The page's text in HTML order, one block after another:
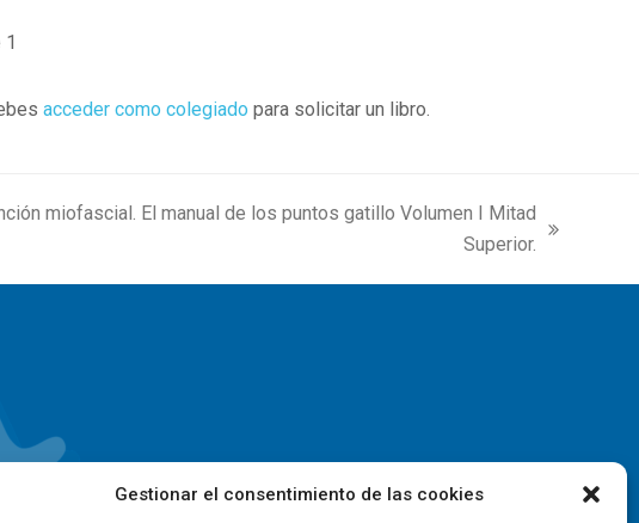
Gestionar el consentimiento de las cookies
acceder como colegiado para solicitar un libro.
miofascial. El manual de los puntos gatillo Volumen I Mitad
Superior.